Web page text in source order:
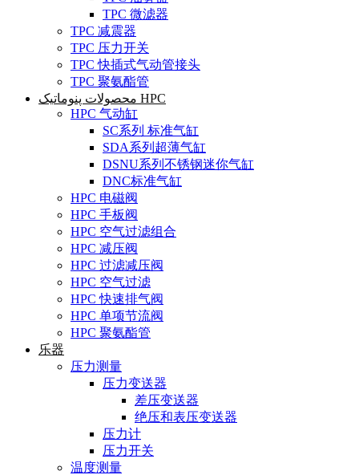
TPC 微滤器
TPC 减震器
TPC 压力开关
TPC 快插式气动管接头
TPC 聚氨酯管
محصولات پنوماتیک HPC
HPC 气动缸
SC系列 标准气缸
SDA系列超薄气缸
DSNU系列不锈钢迷你气缸
DNC标准气缸
HPC 电磁阀
HPC 手板阀
HPC 空气过滤组合
HPC 减压阀
HPC 过滤减压阀
HPC 空气过滤
HPC 快速排气阀
HPC 单项节流阀
HPC 聚氨酯管
乐器
压力测量
压力变送器
差压变送器
绝压和表压变送器
压力计
压力开关
温度测量